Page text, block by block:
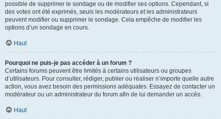
possible de supprimer le sondage ou de modifier ses options. Cependant, si
des votes ont été exprimés, seuls les modérateurs et les administrateurs
peuvent modifier ou supprimer le sondage. Cela empêche de modifier les
options d’un sondage en cours.
Haut
Pourquoi ne puis-je pas accéder à un forum ?
Certains forums peuvent être limités à certains utilisateurs ou groupes
d’utilisateurs. Pour consulter, rédiger, publier ou réaliser n’importe quelle autre
action, vous avez besoin des permissions adéquates. Essayez de contacter un
modérateur ou un administrateur du forum afin de lui demander un accès.
Haut